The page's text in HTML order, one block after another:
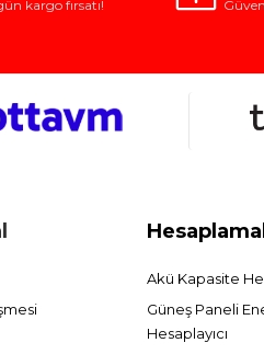
kargo fırsatı!
Akü Kapasite
Güneş Paneli
Hesaplayıcı